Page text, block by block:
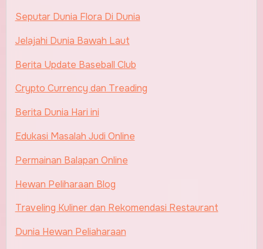
Seputar Dunia Flora Di Dunia
Jelajahi Dunia Bawah Laut
Berita Update Baseball Club
Crypto Currency dan Treading
Berita Dunia Hari ini
Edukasi Masalah Judi Online
Permainan Balapan Online
Hewan Peliharaan Blog
Traveling Kuliner dan Rekomendasi Restaurant
Dunia Hewan Peliaharaan